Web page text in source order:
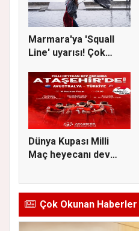
Marmara'ya 'Squall
Line' uyarısı! Çok
Dünya Kupası Milli
Maç heyecanı dev
Çok Okunan Haberler